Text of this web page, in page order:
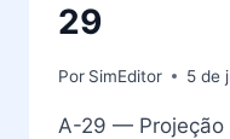
29
Por SimEditor 5 de
A-29 — Projeção